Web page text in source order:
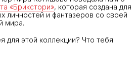
«Брикстори», которая создана для
личностей и фантазеров со своей
мира.
для этой коллекции? Что тебя